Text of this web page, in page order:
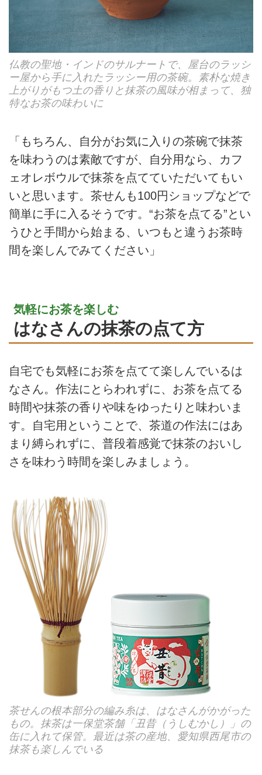
仏教の聖地・インドのサルナートで、屋台のラッシ
ー屋から手に入れたラッシー用の茶碗。素朴な焼き
上がりがもつ土の香りと抹茶の風味が相まって、独
特なお茶の味わいに
「もちろん、自分がお気に入りの茶碗で抹茶
を味わうのは素敵ですが、自分用なら、カフ
ェオレボウルで抹茶を点てていただいてもい
いと思います。茶せんも100円ショップなどで
簡単に手に入るそうです。“お茶を点てる”とい
うひと手間から始まる、いつもと違うお茶時
間を楽しんでみてください」
気軽にお茶を楽しむ
はなさんの抹茶の点て方
自宅でも気軽にお茶を点てて楽しんでいるは
なさん。作法にとらわれずに、お茶を点てる
時間や抹茶の香りや味をゆったりと味わいま
す。自宅用ということで、茶道の作法にはあ
まり縛られずに、普段着感覚で抹茶のおいし
さを味わう時間を楽しみましょう。
茶せんの根本部分の編み糸は、はなさんがかがった
もの。抹茶は一保堂茶舗「丑昔（うしむかし）」の
缶に入れて保管。最近は茶の産地、愛知県西尾市の
抹茶も楽しんでいる